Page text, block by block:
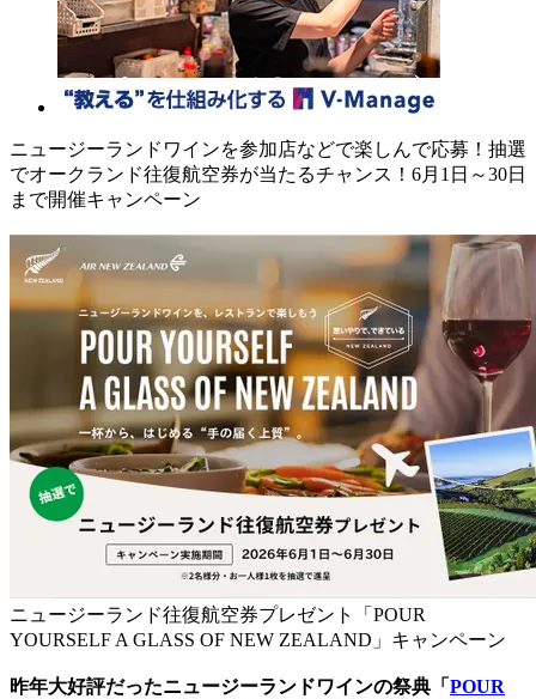
ニュージーランドワインを参加店などで楽しんで応募！抽選
でオークランド往復航空券が当たるチャンス！6月1日～30日
まで開催キャンペーン
ニュージーランド往復航空券プレゼント「POUR
YOURSELF A GLASS OF NEW ZEALAND」キャンペーン
昨年大好評だったニュージーランドワインの祭典「 POUR